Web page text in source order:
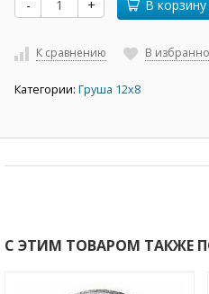
- + В корзину
К сравнению В
Категории: Груша 12х8
С ЭТИМ ТОВАРОМ ТАКЖЕ